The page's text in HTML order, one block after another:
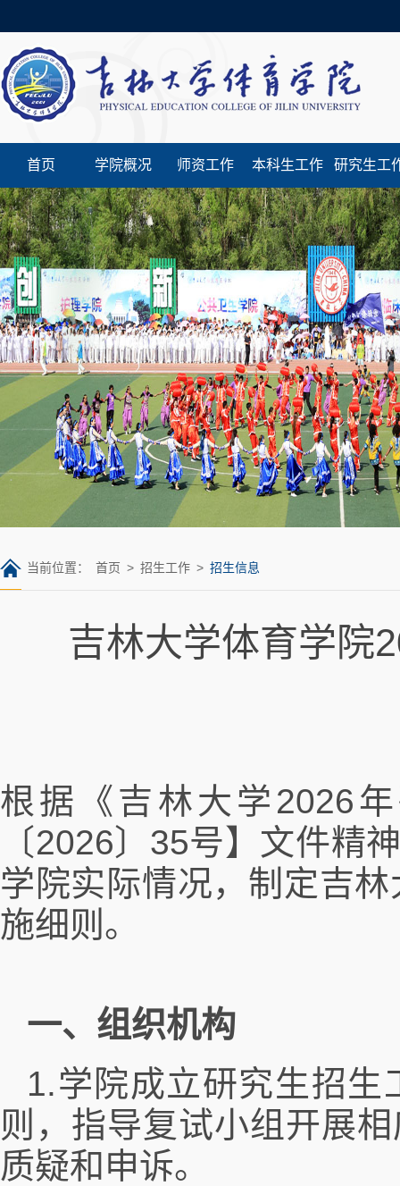
首页 学院概况 师资工作 本科生工作 研究生工
当前位置： 首页 > 招生工作 > 招生信息
吉林大学体育学院
根据《吉林大学2026
〔2026〕35号】文件精
学院实际情况，制定吉
施细则。
一、组织机构
1.学院成立研究生招
则，指导复试小组开展
质疑和申诉。